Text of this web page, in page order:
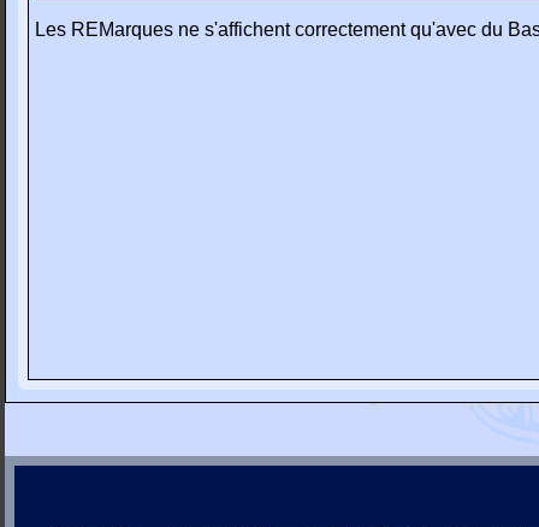
Les REMarques ne s'affichent correctement qu'avec du